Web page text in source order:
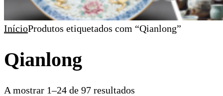
InícioProdutos etiquetados com “Qianlong”
Qianlong
A mostrar 1–24 de 97 resultados